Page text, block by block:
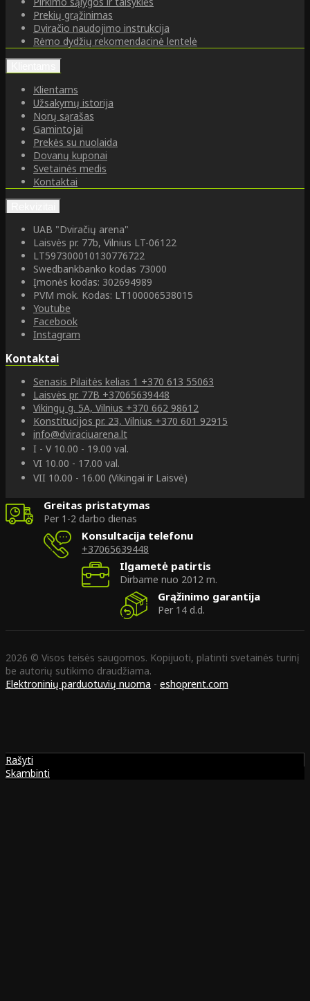
Prekių grąžinimas
Dviračio naudojimo instrukcija
Rėmo dydžių rekomendacinė lentelė
Klientams
Užsakymų istorija
Norų sąrašas
Gamintojai
Prekės su nuolaida
Dovanų kuponai
Svetainės medis
Kontaktai
UAB "Dviračių arena"
Laisvės pr. 77b, Vilnius LT-06122
LT597300010130776722
Swedbankbanko kodas 73000
Įmonės kodas: 302694989
PVM mok. Kodas: LT100006538015
Youtube
Facebook
Instagram
Kontaktai
Senasis Pilaitės kelias 1 +370 613 55063
Laisvės pr. 77B +37065639448
Vikingų g. 5A, Vilnius +370 662 98612
Konstitucijos pr. 23, Vilnius +370 601 92915
info@dviraciuarena.lt
I - V 10.00 - 19.00 val.
VI 10.00 - 17.00 val.
VII 10.00 - 16.00 (Vikingai ir Laisvė)
Greitas pristatymas
Per 1-2 darbo dienas
Konsultacija telefonu
+37065639448
Ilgametė patirtis
Dirbame nuo 2012 m.
Grąžinimo garantija
Per 14 d.d.
2026 © Visos teisės saugomos. Kopijuoti, platinti svetainės turinį
be autorių sutikimo draudžiama.
Elektroninių parduotuvių nuoma - eshoprent.com
Rašyti
Skambinti